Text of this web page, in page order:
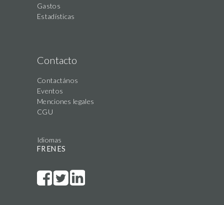
Gastos
Estadísticas
Contacto
Contactános
Eventos
Menciones legales
CGU
Idiomas
FR EN ES